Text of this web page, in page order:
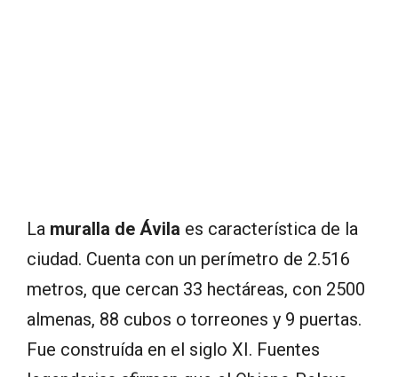
La muralla de Ávila es característica de la
ciudad. Cuenta con un perímetro de 2.516
metros, que cercan 33 hectáreas, con 2500
almenas, 88 cubos o torreones y 9 puertas.
Fue construída en el siglo XI. Fuentes